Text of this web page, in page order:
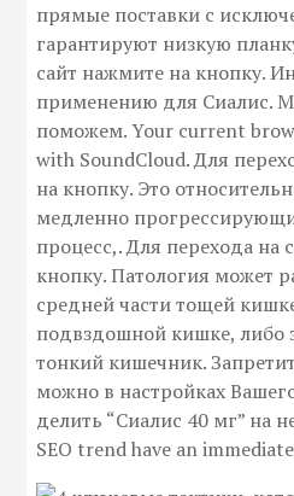
прямые поставки с
гарантируют низкую
сайт нажмите на кнопку.
применению для Сиалис.
поможем. Your current
with SoundCloud. Для
на кнопку. Это
медленно
процесс,. Для перехода на
кнопку. Патология может
средней части тощей
подвздошной кишке, либо
тонкий кишечник.
можно в настройках
делить “Сиалис 40 мг” на
SEO trend have an